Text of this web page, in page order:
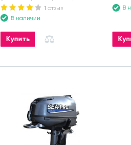
такта)
1 отзыв
В наличии
Купить
В